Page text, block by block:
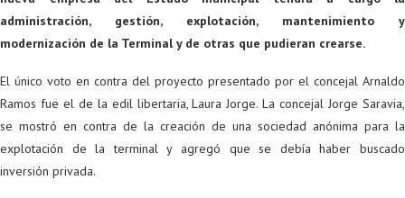
administración, gestión, explotación, mantenimiento y
modernización de la Terminal y de otras que pudieran crearse.
El único voto en contra del proyecto presentado por el concejal Arnaldo
Ramos fue el de la edil libertaria, Laura Jorge. La concejal Jorge Saravia,
se mostró en contra de la creación de una sociedad anónima para la
explotación de la terminal y agregó que se debía haber buscado
inversión privada.